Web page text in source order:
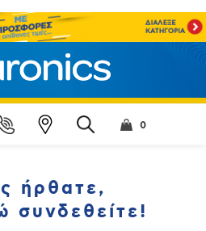
0
ήρθατε,
συνδεθείτε!